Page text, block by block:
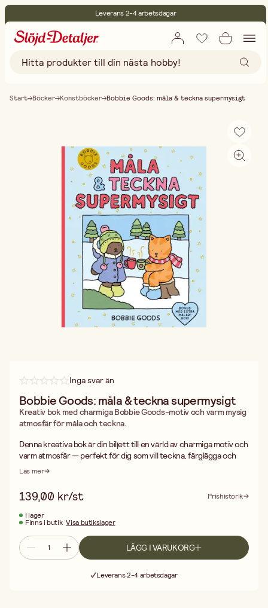
Leverans 2-4 arbetsdagar
Fri frakt vid köp över 499:-
Start Böcker Konstböcker Bobbie Goods: måla & teckna supermysigt
Inga svar än
Bobbie Goods: måla & teckna supermysigt
Kreativ bok med charmiga Bobbie Goods-motiv och varm mysig
atmosfär för måla och teckna.
Denna kreativa bok är din biljett till en värld av charmiga motiv och
varm atmosfär — perfekt för dig som vill teckna, färglägga och
experimentera med illustrationer i egen takt. I boken får du enkla
rum och fina detaljer — med möjlighet att lära dig skuggning,
perspektiv och dekoration.
Dessutom ingår en målarbok med extra sidor att färglägga och
fylla med dina egna idéer: en perfekt kombination av handledning
och kreativ frihet. Oavsett om du är nybörjare eller van pysslare,
barn eller vuxen — här finns något för alla.
Läs mer
139,00 kr/st
Prishistorik
I lager
Finns i butik Visa butikslager
LÄGG I VARUKORG
Leverans 2-4 arbetsdagar